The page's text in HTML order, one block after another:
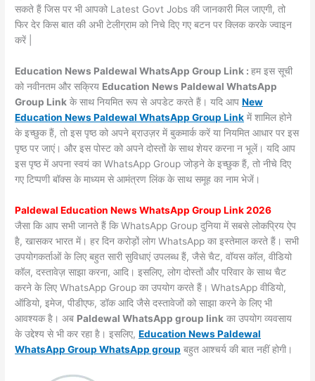
सकते हैं जिस पर भी आपको Latest Govt Jobs की जानकारी मिल जाएगी, तो
फिर देर किस बात की अभी टेलीग्राम को निचे दिए गए बटन पर क्लिक करके ज्वाइन
करें |
Education News Paldewal WhatsApp Group Link :हम इस सूची
को नवीनतम और सक्रिय Education News Paldewal WhatsApp
Group Link के साथ नियमित रूप से अपडेट करते हैं। यदि आपNew
Education News Paldewal WhatsApp Group Link में शामिल होने
के इच्छुक हैं, तो इस पृष्ठ को अपने ब्राउज़र में बुकमार्क करें या नियमित आधार पर इस
पृष्ठ पर जाएं। और इस पोस्ट को अपने दोस्तों के साथ शेयर करना न भूलें। यदि आप
इस पृष्ठ में अपना स्वयं का WhatsApp Group जोड़ने के इच्छुक हैं, तो नीचे दिए
गए टिप्पणी बॉक्स के माध्यम से आमंत्रण लिंक के साथ समूह का नाम भेजें।
Paldewal Education News WhatsApp Group Link 2026
जैसा कि आप सभी जानते हैं कि WhatsApp Group दुनिया में सबसे लोकप्रिय ऐप
है, खासकर भारत में। हर दिन करोड़ों लोग WhatsApp का इस्तेमाल करते हैं। सभी
उपयोगकर्ताओं के लिए बहुत सारी सुविधाएं उपलब्ध हैं, जैसे चैट, वॉयस कॉल, वीडियो
कॉल, दस्तावेज़ साझा करना, आदि। इसलिए, लोग दोस्तों और परिवार के साथ चैट
करने के लिए WhatsApp Group का उपयोग करते हैं। WhatsApp वीडियो,
ऑडियो, इमेज, पीडीएफ, डॉक आदि जैसे दस्तावेजों को साझा करने के लिए भी
आवश्यक है। अब Paldewal WhatsApp group link का उपयोग व्यवसाय
के उद्देश्य से भी कर रहा है। इसलिए,Education News Paldewal
WhatsApp Group WhatsApp group बहुत आश्चर्य की बात नहीं होगी।